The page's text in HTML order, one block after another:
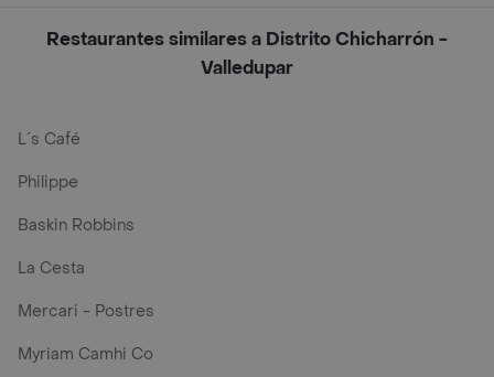
Restaurantes similares a Distrito Chicharrón -
Valledupar
L´s Café
Philippe
Baskin Robbins
La Cesta
Mercari - Postres
Myriam Camhi Co